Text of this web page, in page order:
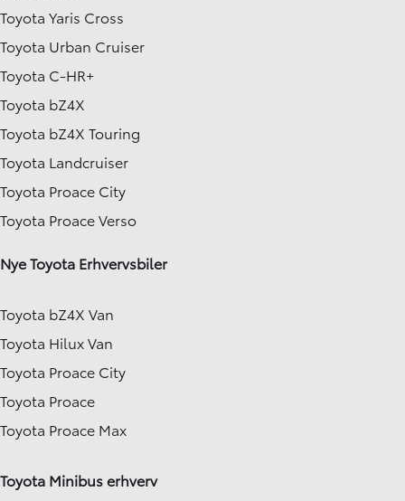
Toyota Yaris Cross
Toyota Urban Cruiser
Toyota C-HR+
Toyota bZ4X
Toyota bZ4X Touring
Toyota Landcruiser
Toyota Proace City
Toyota Proace Verso
Nye Toyota Erhvervsbiler
Toyota bZ4X Van
Toyota Hilux Van
Toyota Proace City
Toyota Proace
Toyota Proace Max
Toyota Minibus erhverv